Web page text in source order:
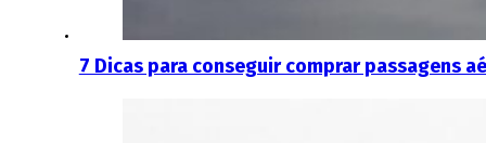
7 Dicas para conseguir comprar passagens